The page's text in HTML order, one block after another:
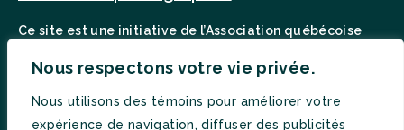
Nous respectons votre vie privée.
Nous utilisons des témoins pour améliorer votre
expérience de navigation, diffuser des publicités
Ce site est une initiative de l’Association québécoise
Visiter notre site Web